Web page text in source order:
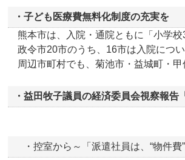
・子ども医療費無料化制度の充実を
熊本市は、入院・通院ともに「小学校
政令市20市のうち、16市は入院につ
周辺市町村でも、菊池市・益城町・
・益田牧子議員の経済委員会視察報
・控室から～「派遣社員は、“物件